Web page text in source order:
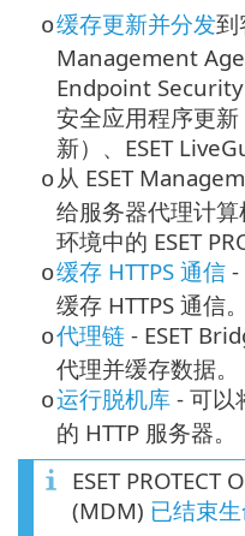
o缓存更新并分发到
Management
Endpoint Security
安全应用程序更
新）、ESET
o从 ESET
给服务器代理计
环境中的 ESET
o缓存 HTTPS 通信 -
缓存 HTTPS 通信。
o代理链 - ESET
代理并缓存数据。
o运行脱机库 - 可以
的 HTTP 服务器。
ESET
(MDM) 已结束